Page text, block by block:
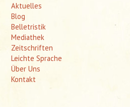
Aktuelles
Blog
Belletristik
Mediathek
Zeitschriften
Leichte Sprache
Über Uns
Kontakt